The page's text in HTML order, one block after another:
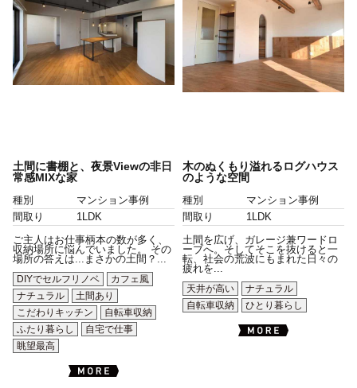
土間に書棚と、夜景Viewの非日
常感MIXな家
種別
マンション事例
間取り
1LDK
ご主人はお仕事柄本の数が多く、
収納場所に悩んでいました。 その
場所の答えは...まさかの土間？...
DIYでセルフリノベ
カフェ風
ナチュラル
土間あり
こだわりキッチン
自転車収納
ふたり暮らし
自宅で仕事
眺望最高
木のぬくもり溢れるログハウス
のような空間
種別
マンション事例
間取り
1LDK
土間を広げ、ガレージ兼ワードロ
ーブへ。そしてそこを抜けると一
転、社会の荒波にもまれた日々の
疲れを...
天井が高い
ナチュラル
自転車収納
ひとり暮らし